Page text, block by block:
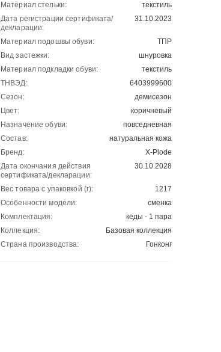
-50%
00
-50%
Материал стельки:
текстиль
Дата регистрации сертификата/
декларации:
31.10.2023
Материал подошвы обуви:
ТПР
Вид застежки:
шнуровка
Материал подкладки обуви:
текстиль
ТНВЭД:
6403999600
Сезон:
демисезон
Цвет:
коричневый
Назначение обуви:
повседневная
Состав:
натуральная кожа
Бренд:
X-Plode
Дата окончания действия
сертификата/декларации:
30.10.2028
Вес товара с упаковкой (г):
1217
Особенности модели:
сменка
Комплектация:
кеды - 1 пара
Коллекция:
Базовая коллекция
Страна производства:
Гонконг